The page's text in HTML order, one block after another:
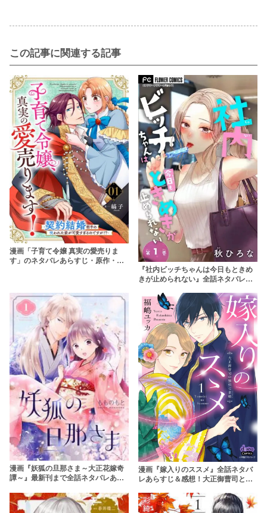
この記事に関連する記事
漫画「子育て令嬢 真実の愛売りま
す」のネタバレあらすじ・原作・無
『社内ビッチちゃんは今日もときめ
きが止められない』全話ネタバレあ
を使わずに安全に読もう
漫画『妖狐の旦那さま～大正花嫁奇
譚～』最新刊まで全話ネタバレあら
も！小説家になろうで読める？
【rawは違法】
漫画『嫁入りのススメ』全話ネタバ
レあらすじ＆感想！大正御曹司との